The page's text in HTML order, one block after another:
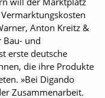
Anton Kreitz &
Bau- und
erste deutsche
die ihre Produkte
»Bei Digando
Zusammenarbeit.